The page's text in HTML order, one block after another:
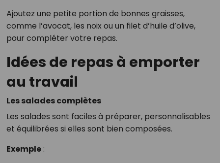
Ajoutez une petite portion de bonnes graisses,
comme l’avocat, les noix ou un filet d’huile d’olive,
pour compléter votre repas.
Idées de repas à emporter
au travail
Les salades complètes
Les salades sont faciles à préparer, personnalisables
et équilibrées si elles sont bien composées.
Exemple: